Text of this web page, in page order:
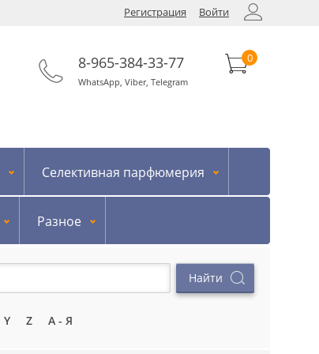
Регистрация Войти
8-965-384-33-77
WhatsApp, Viber, Telegram
0
Селективная парфюмерия
Разное
Y Z А - Я